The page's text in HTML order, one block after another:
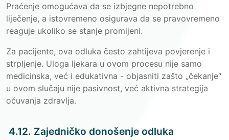
Praćenje omogućava da se izbjegne nepotrebno
liječenje, a istovremeno osigurava da se pravovremeno
reaguje ukoliko se stanje promijeni.
Za pacijente, ova odluka često zahtijeva povjerenje i
strpljenje. Uloga ljekara u ovom procesu nije samo
medicinska, već i edukativna - objasniti zašto „čekanje“
u ovom slučaju nije pasivnost, već aktivna strategija
očuvanja zdravlja.
4.12. Zajedničko donošenje odluka